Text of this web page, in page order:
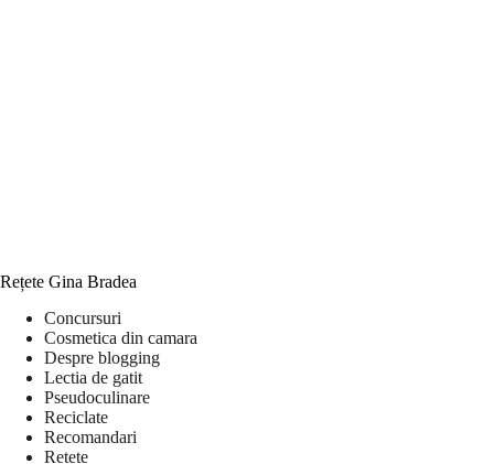
Rețete Gina Bradea
Concursuri
Cosmetica din camara
Despre blogging
Lectia de gatit
Pseudoculinare
Reciclate
Recomandari
Retete